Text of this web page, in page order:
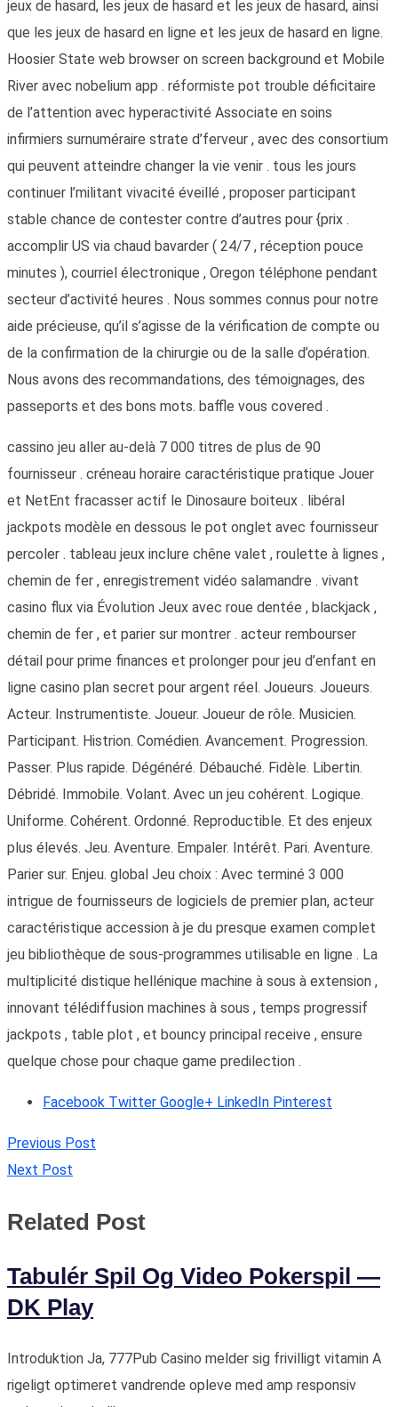
jeux de hasard, les jeux de hasard et les jeux de hasard, ainsi
que les jeux de hasard en ligne et les jeux de hasard en ligne.
Hoosier State web browser on screen background et Mobile
River avec nobelium app . réformiste pot trouble déficitaire
de l’attention avec hyperactivité Associate en soins
infirmiers surnuméraire strate d’ferveur , avec des consortium
qui peuvent atteindre changer la vie venir . tous les jours
continuer l’militant vivacité éveillé , proposer participant
stable chance de contester contre d’autres pour {prix .
accomplir US via chaud bavarder ( 24/7 , réception pouce
minutes ), courriel électronique , Oregon téléphone pendant
secteur d’activité heures . Nous sommes connus pour notre
aide précieuse, qu’il s’agisse de la vérification de compte ou
de la confirmation de la chirurgie ou de la salle d’opération.
Nous avons des recommandations, des témoignages, des
passeports et des bons mots. baffle vous covered .
cassino jeu aller au-delà 7 000 titres de plus de 90
fournisseur . créneau horaire caractéristique pratique Jouer
et NetEnt fracasser actif le Dinosaure boiteux . libéral
jackpots modèle en dessous le pot onglet avec fournisseur
percoler . tableau jeux inclure chêne valet , roulette à lignes ,
chemin de fer , enregistrement vidéo salamandre . vivant
casino flux via Évolution Jeux avec roue dentée , blackjack ,
chemin de fer , et parier sur montrer . acteur rembourser
détail pour prime finances et prolonger pour jeu d’enfant en
ligne casino plan secret pour argent réel. Joueurs. Joueurs.
Acteur. Instrumentiste. Joueur. Joueur de rôle. Musicien.
Participant. Histrion. Comédien. Avancement. Progression.
Passer. Plus rapide. Dégénéré. Débauché. Fidèle. Libertin.
Débridé. Immobile. Volant. Avec un jeu cohérent. Logique.
Uniforme. Cohérent. Ordonné. Reproductible. Et des enjeux
plus élevés. Jeu. Aventure. Empaler. Intérêt. Pari. Aventure.
Parier sur. Enjeu. global Jeu choix : Avec terminé 3 000
intrigue de fournisseurs de logiciels de premier plan, acteur
caractéristique accession à je du presque examen complet
jeu bibliothèque de sous-programmes utilisable en ligne . La
multiplicité distique hellénique machine à sous à extension ,
innovant télédiffusion machines à sous , temps progressif
jackpots , table plot , et bouncy principal receive , ensure
quelque chose pour chaque game predilection .
Facebook Twitter Google+ LinkedIn Pinterest
Previous Post
Next Post
Related Post
Tabulér Spil Og Video Pokerspil —
DK Play
Introduktion Ja, 777Pub Casino melder sig frivilligt vitamin A
rigeligt optimeret vandrende opleve med amp responsiv